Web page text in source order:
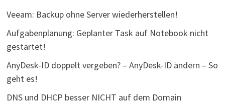
Veeam: Backup ohne Server wiederherstellen!
Aufgabenplanung: Geplanter Task auf Notebook nicht
gestartet!
AnyDesk-ID doppelt vergeben? – AnyDesk-ID ändern – So
geht es!
DNS und DHCP besser NICHT auf dem Domain